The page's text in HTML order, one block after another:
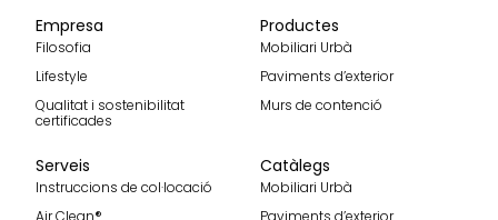
Empresa
Filosofia
Lifestyle
Qualitat i sostenibilitat
certificades
Productes
Mobiliari Urbà
Paviments d’exterior
Murs de contenció
Serveis
Instruccions de col·locació
Catàlegs
Mobiliari Urbà